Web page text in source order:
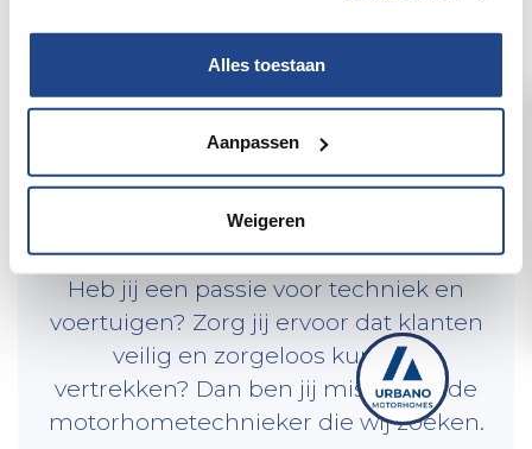
Alles toestaan
Aanpassen
Weigeren
VACATURE
Motorhome
Technieker / Monteur
Heb jij een passie voor techniek en
voertuigen? Zorg jij ervoor dat klanten
veilig en zorgeloos kunnen
vertrekken? Dan ben jij misschien de
motorhometechnieker die wij zoeken.